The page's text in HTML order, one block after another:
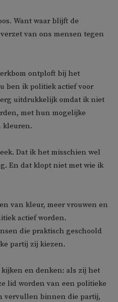
Want waar blijft de
van ons mensen tegen
ontploft bij het
ben ik politiek actief voor
uitdrukkelijk omdat ik niet
met hun mogelijke
kleuren.
Dat ik het misschien wel
En dat klopt niet met wie ik
van kleur, meer vrouwen en
actief worden.
die praktisch geschoold
partij zij kiezen.
en denken: als zij het
lid worden van een politieke
vervullen binnen die partij,